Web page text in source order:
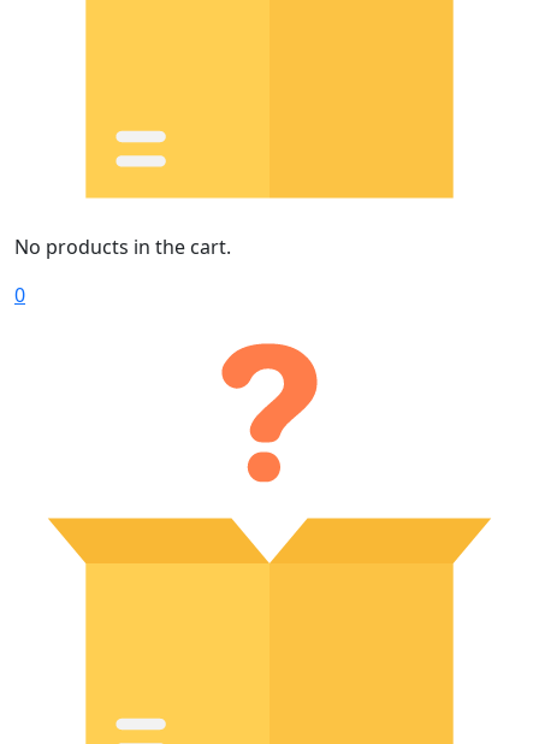
No products in the cart.
0